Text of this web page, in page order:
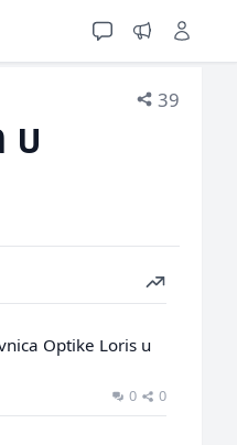
39
u
Optike Loris u
0 0